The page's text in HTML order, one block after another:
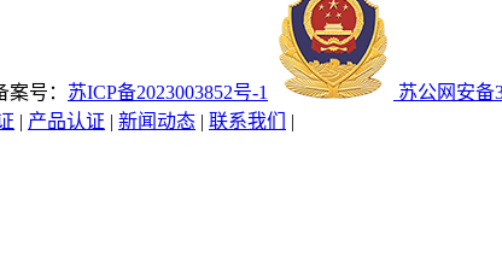
号： 苏ICP备2023003852号-1 苏公网安备
| 产品认证 | 新闻动态 | 联系我们 |